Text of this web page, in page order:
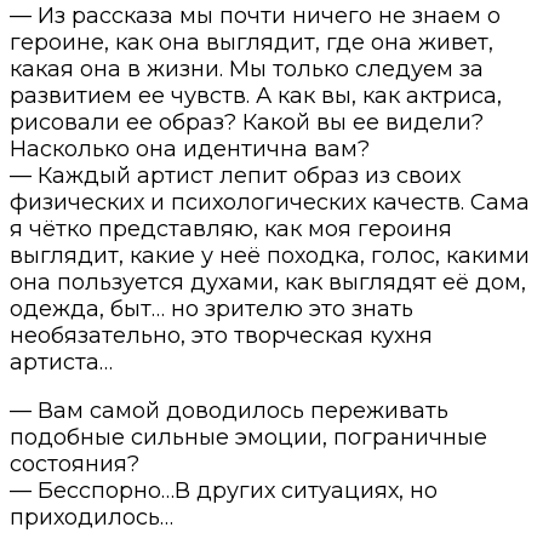
— Из рассказа мы почти ничего не знаем о
героине, как она выглядит, где она живет,
какая она в жизни. Мы только следуем за
развитием ее чувств. А как вы, как актриса,
рисовали ее образ? Какой вы ее видели?
Насколько она идентична вам?
— Каждый артист лепит образ из своих
физических и психологических качеств. Сама
я чётко представляю, как моя героиня
выглядит, какие у неё походка, голос, какими
она пользуется духами, как выглядят её дом,
одежда, быт… но зрителю это знать
необязательно, это творческая кухня
артиста…
— Вам самой доводилось переживать
подобные сильные эмоции, пограничные
состояния?
— Бесспорно…В других ситуациях, но
приходилось…